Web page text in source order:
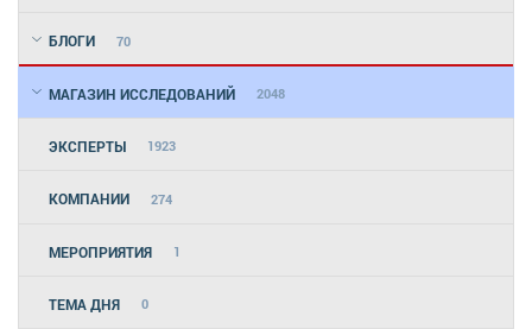
БЛОГИ 70
МАГАЗИН ИССЛЕДОВАНИЙ 2048
ЭКСПЕРТЫ 1923
КОМПАНИИ 274
МЕРОПРИЯТИЯ 1
ТЕМА ДНЯ 0